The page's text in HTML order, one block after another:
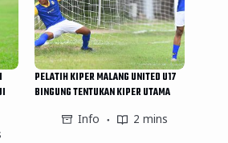
PELATIH KIPER MALANG UNITED U17
BINGUNG TENTUKAN KIPER UTAMA
Info
2 mins